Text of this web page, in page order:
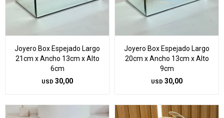
Joyero Box Espejado Largo
21cm x Ancho 13cm x Alto
6cm
USD 30,00
Joyero Box Espejado Largo
20cm x Ancho 13cm x Alto
9cm
USD 30,00